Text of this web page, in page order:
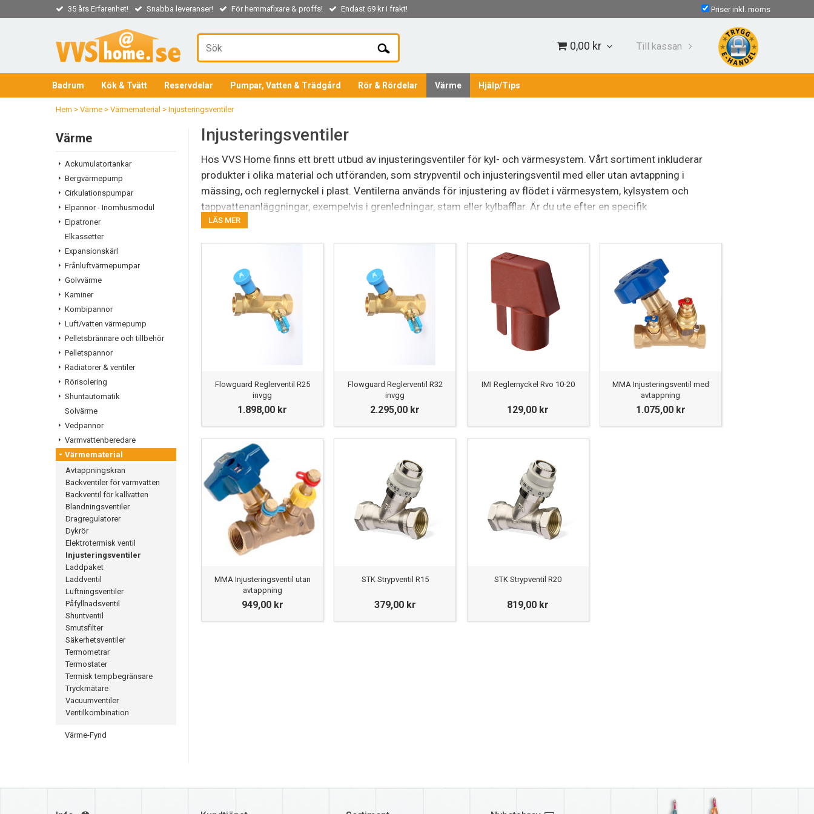
35 års Erfarenhet! Snabba leveranser! För hemmafixare & proffs! Endast 69 kr i frakt! Priser inkl. moms
0,00 kr Till kassan
Badrum Kök & Tvätt Reservdelar Pumpar, Vatten & Trädgård Rör & Rördelar Värme Hjälp/Tips
Hem > Värme > Värmematerial > Injusteringsventiler
Värme
Ackumulatortankar
Bergvärmepump
Cirkulationspumpar
Elpannor - Inomhusmodul
Elpatroner
Elkassetter
Expansionskärl
Frånluftvärmepumpar
Golvvärme
Kaminer
Kombipannor
Luft/vatten värmepump
Pelletsbrännare och tillbehör
Pelletspannor
Radiatorer & ventiler
Rörisolering
Shuntautomatik
Solvärme
Vedpannor
Varmvattenberedare
Värmematerial
Avtappningskran
Backventiler för varmvatten
Backventil för kallvatten
Blandningsventiler
Dragregulatorer
Dykrör
Elektrotermisk ventil
Injusteringsventiler
Laddpaket
Laddventil
Luftningsventiler
Påfyllnadsventil
Shuntventil
Smutsfilter
Säkerhetsventiler
Termometrar
Termostater
Termisk tempbegränsare
Tryckmätare
Vacuumventiler
Ventilkombination
Värme-Fynd
Injusteringsventiler
Hos VVS Home finns ett brett utbud av injusteringsventiler för kyl- och värmesystem. Vårt sortiment inkluderar
produkter i olika material och utföranden, som strypventil och injusteringsventil med eller utan avtappning i
mässing, och reglernyckel i plast. Ventilerna används för injustering av flödet i värmesystem, kylsystem och
tappvattenanläggningar, exempelvis i grenledningar, stam eller kylbafflar. Är du ute efter en specifik
injusteringsventil som saknas i vårt sortiment?
LÄS MER
Flowguard Reglerventil R25
invgg
1.898,00 kr
Flowguard Reglerventil R32
invgg
2.295,00 kr
IMI Reglernyckel Rvo 10-20
129,00 kr
MMA Injusteringsventil med
avtappning
1.075,00 kr
MMA Injusteringsventil utan
avtappning
949,00 kr
STK Strypventil R15
379,00 kr
STK Strypventil R20
819,00 kr